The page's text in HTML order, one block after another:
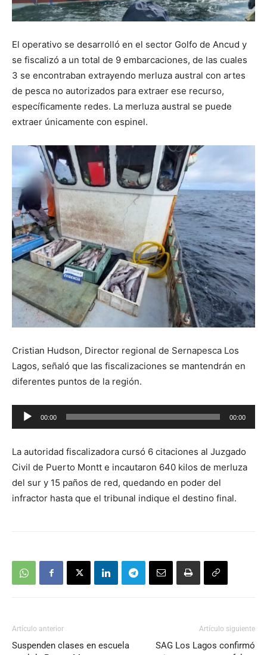
El operativo se desarrolló en el sector Golfo de Ancud y
se fiscalizó a un total de 9 embarcaciones, de las cuales
3 se encontraban extrayendo merluza austral con artes
de pesca no autorizados para extraer ese recurso,
específicamente redes. La merluza austral se puede
extraer únicamente con espinel.
Cristian Hudson, Director regional de Sernapesca Los
Lagos, señaló que las fiscalizaciones se mantendrán en
diferentes puntos de la región.
Reproductor
de
00:00 00:00
La autoridad fiscalizadora cursó 6 citaciones al Juzgado
Civil de Puerto Montt e incautaron 640 kilos de merluza
del sur y 15 paños de red, quedando en poder del
infractor hasta que el tribunal indique el destino final.
Artículo anterior
Suspenden clases en escuela
Artículo siguiente
SAG Los Lagos confirmó